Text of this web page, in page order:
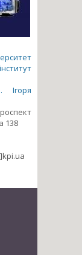
Ігоря
138